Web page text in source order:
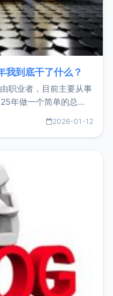
到底干了什么？
职业者，目前主要从事
年做一个简单的总
年不求突破，但求保
2026-01-12